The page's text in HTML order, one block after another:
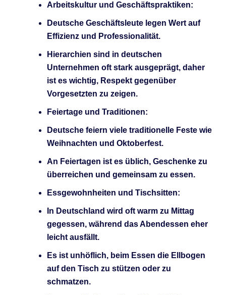
Arbeitskultur und Geschäftspraktiken:
Deutsche Geschäftsleute legen Wert auf
Effizienz und Professionalität.
Hierarchien sind in deutschen
Unternehmen oft stark ausgeprägt, daher
ist es wichtig, Respekt gegenüber
Vorgesetzten zu zeigen.
Feiertage und Traditionen:
Deutsche feiern viele traditionelle Feste wie
Weihnachten und Oktoberfest.
An Feiertagen ist es üblich, Geschenke zu
überreichen und gemeinsam zu essen.
Essgewohnheiten und Tischsitten:
In Deutschland wird oft warm zu Mittag
gegessen, während das Abendessen eher
leicht ausfällt.
Es ist unhöflich, beim Essen die Ellbogen
auf den Tisch zu stützen oder zu
schmatzen.